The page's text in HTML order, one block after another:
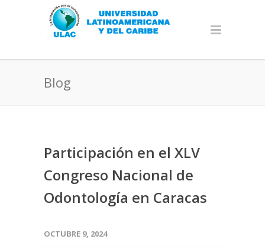
Blog
Participación en el XLV
Congreso Nacional de
Odontología en Caracas
OCTUBRE 9, 2024